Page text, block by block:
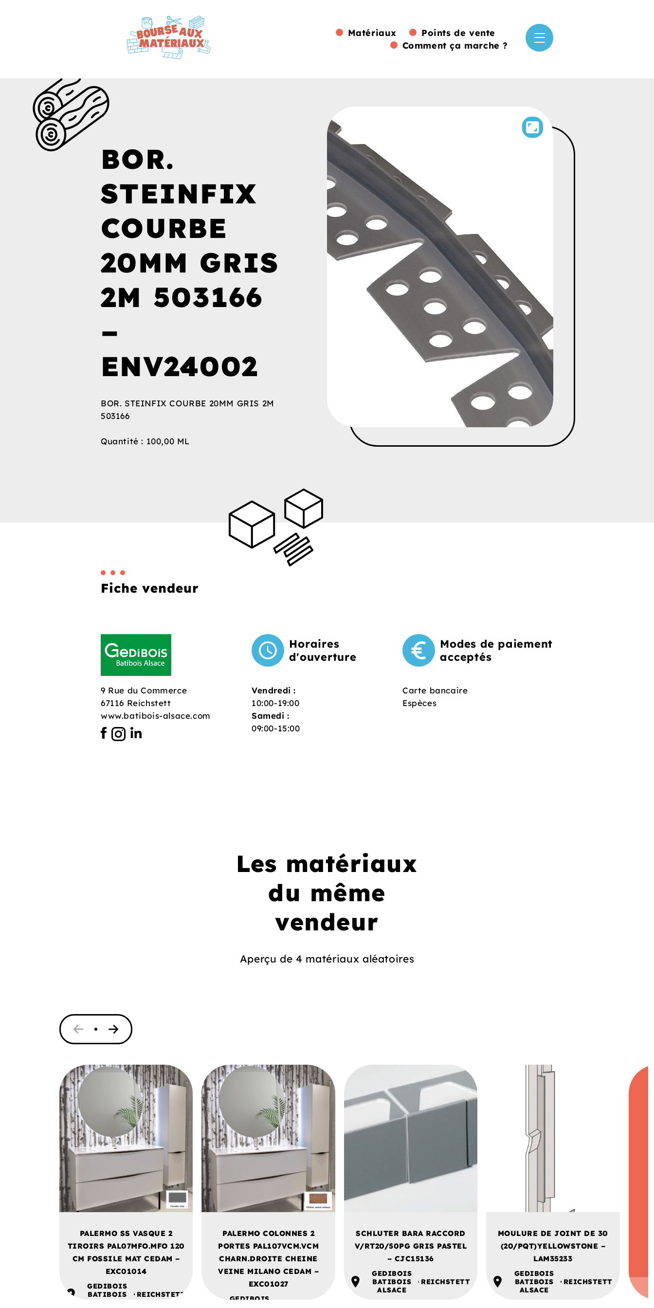
Matériaux
Points de vente
Comment ça marche ?
BOR.
STEINFIX
COURBE
20MM GRIS
2M 503166
–
ENV24002
BOR. STEINFIX COURBE 20MM GRIS 2M
503166
Quantité : 100,00 ML
Fiche vendeur
9 Rue du Commerce
67116 Reichstett
www.batibois-alsace.com
Horaires
d'ouverture
Vendredi :
10:00-19:00
Samedi :
09:00-15:00
Modes de paiement
acceptés
Carte bancaire
Espèces
Les matériaux
du même
vendeur
Aperçu de 4 matériaux aléatoires
PALERMO SS VASQUE 2
TIROIRS PAL07MFO.MFO 120
CM FOSSILE MAT CEDAM –
EXC01014
GEDIBOIS
BATIBOIS
REICHSTETT
PALERMO COLONNES 2
PORTES PAL107VCM.VCM
CHARN.DROITE CHEINE
VEINE MILANO CEDAM –
EXC01027
GEDIBOIS
SCHLUTER BARA RACCORD
V/RT20/50PG GRIS PASTEL
– CJC15136
GEDIBOIS
BATIBOIS
ALSACE
REICHSTETT
MOULURE DE JOINT DE 30
(20/PQT)YELLOWSTONE –
LAM35233
GEDIBOIS
BATIBOIS
ALSACE
REICHSTETT